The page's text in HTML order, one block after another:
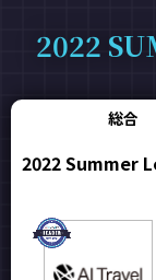
2022
総合
2022 Summer